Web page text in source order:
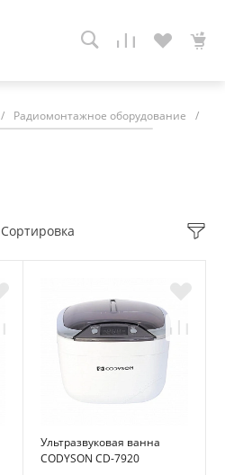
/ Радиомонтажное оборудование /
Сортировка
Ультразвуковая ванна
CODYSON CD-7920